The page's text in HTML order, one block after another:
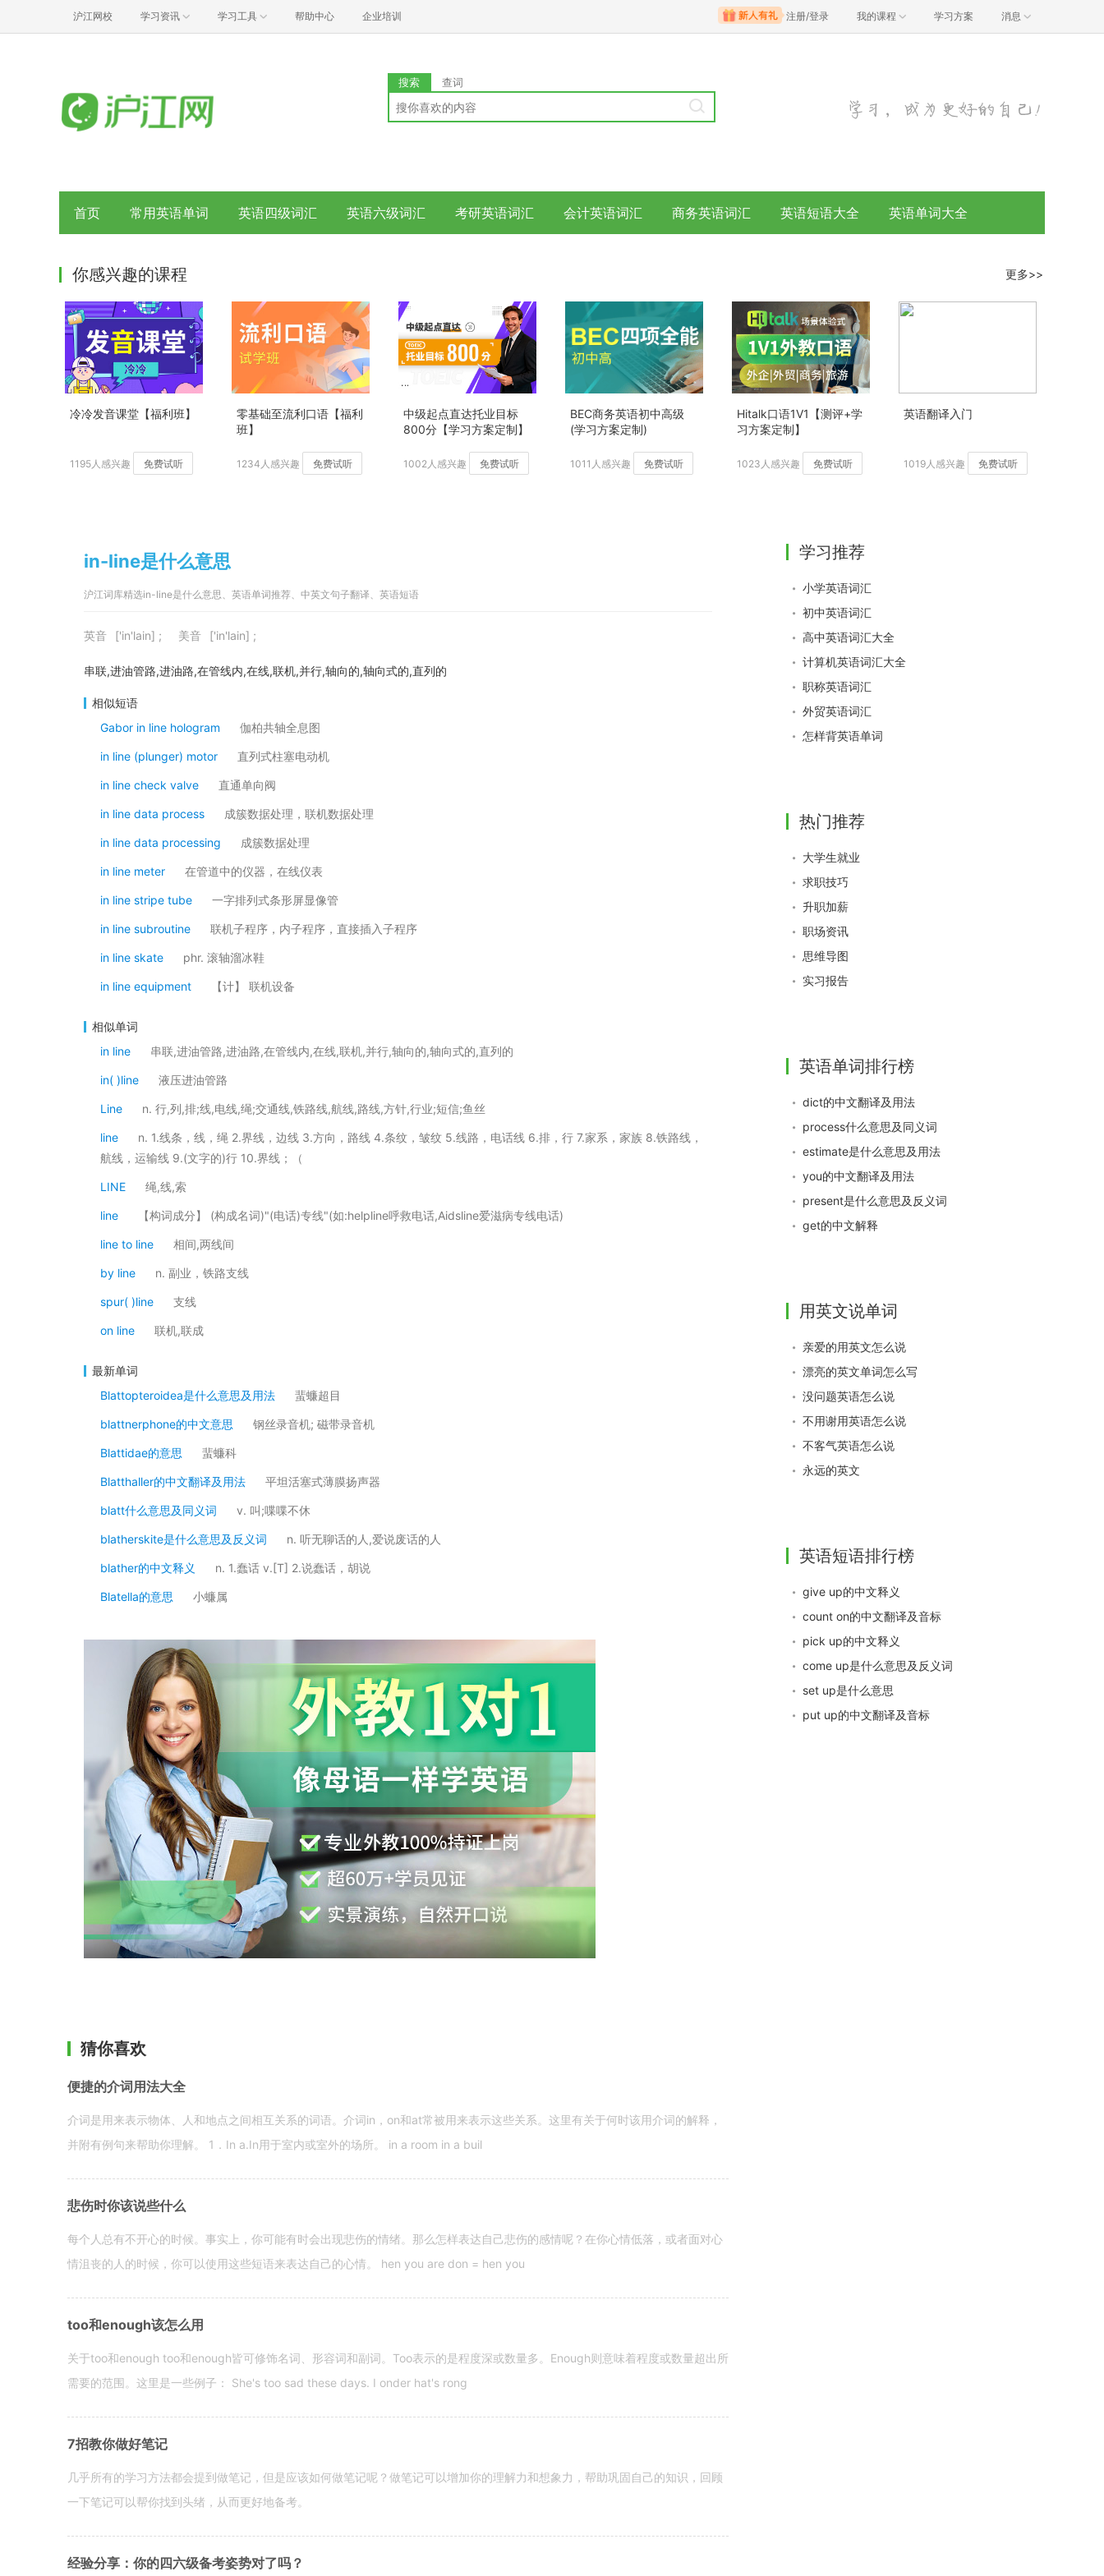
沪江网校 学习资讯 学习工具 帮助中心 企业培训 注册/登录 我的课程 学习方案 消息
搜索 查词
首页 常用英语单词 英语四级词汇 英语六级词汇 考研英语词汇 会计英语词汇 商务英语词汇 英语短语大全 英语单词大全
你感兴趣的课程 更多>>
冷冷发音课堂【福利班】
1195人感兴趣 免费试听
零基础至流利口语【福利
班】
1234人感兴趣 免费试听
中级起点直达托业目标
800分【学习方案定制】
1002人感兴趣 免费试听
BEC商务英语初中高级
(学习方案定制)
1011人感兴趣 免费试听
Hitalk口语1V1【测评+学
习方案定制】
1023人感兴趣 免费试听
英语翻译入门
1019人感兴趣 免费试听
in-line是什么意思
沪江词库精选in-line是什么意思、英语单词推荐、中英文句子翻译、英语短语
英音 ['in'lain] ; 美音 ['in'lain] ;
串联,进油管路,进油路,在管线内,在线,联机,并行,轴向的,轴向式的,直列的
相似短语
Gabor in line hologram
伽柏共轴全息图
in line (plunger) motor 直列式柱塞电动机
in line check valve 直通单向阀
in line data process 成簇数据处理，联机数据处理
in line data processing 成簇数据处理
in line meter 在管道中的仪器，在线仪表
in line stripe tube 一字排列式条形屏显像管
in line subroutine 联机子程序，内子程序，直接插入子程序
in line skate phr. 滚轴溜冰鞋
in line equipment 【计】 联机设备
相似单词
in line
串联,进油管路,进油路,在管线内,在线,联机,并行,轴向的,轴向式的,直列的
in( )line 液压进油管路
Line n. 行,列,排;线,电线,绳;交通线,铁路线,航线,路线,方针,行业;短信;鱼丝
line
n. 1.线条，线，绳 2.界线，边线 3.方向，路线 4.条纹，皱纹 5.线路，电话线 6.排，行 7.家系，家族 8.铁路线，
航线，运输线 9.(文字的)行 10.界线；（
LINE 绳,线,索
line 【构词成分】 (构成名词)"(电话)专线"(如:helpline呼救电话,Aidsline爱滋病专线电话)
line to line 相间,两线间
by line n. 副业，铁路支线
spur( )line 支线
on line 联机,联成
最新单词
Blattopteroidea是什么意思及用法
蜚蠊超目
blattnerphone的中文意思 钢丝录音机; 磁带录音机
Blattidae的意思 蜚蠊科
Blatthaller的中文翻译及用法 平坦活塞式薄膜扬声器
blatt什么意思及同义词 v. 叫;喋喋不休
blatherskite是什么意思及反义词 n. 听无聊话的人,爱说废话的人
blather的中文释义 n. 1.蠢话 v.[T] 2.说蠢话，胡说
Blatella的意思 小蠊属
猜你喜欢
便捷的介词用法大全
介词是用来表示物体、人和地点之间相互关系的词语。介词in，on和at常被用来表示这些关系。这里有关于何时该用介词的解释，
并附有例句来帮助你理解。 1．In a.In用于室内或室外的场所。 in a room in a buil
悲伤时你该说些什么
每个人总有不开心的时候。事实上，你可能有时会出现悲伤的情绪。那么怎样表达自己悲伤的感情呢？在你心情低落，或者面对心
情沮丧的人的时候，你可以使用这些短语来表达自己的心情。 hen you are don = hen you
too和enough该怎么用
关于too和enough too和enough皆可修饰名词、形容词和副词。Too表示的是程度深或数量多。Enough则意味着程度或数量超出所
需要的范围。这里是一些例子： She's too sad these days. I onder hat's rong
7招教你做好笔记
几乎所有的学习方法都会提到做笔记，但是应该如何做笔记呢？做笔记可以增加你的理解力和想象力，帮助巩固自己的知识，回顾
一下笔记可以帮你找到头绪，从而更好地备考。
经验分享：你的四六级备考姿势对了吗？
学习推荐
小学英语词汇
初中英语词汇
高中英语词汇大全
计算机英语词汇大全
职称英语词汇
外贸英语词汇
怎样背英语单词
热门推荐
大学生就业
求职技巧
升职加薪
职场资讯
思维导图
实习报告
英语单词排行榜
dict的中文翻译及用法
process什么意思及同义词
estimate是什么意思及用法
you的中文翻译及用法
present是什么意思及反义词
get的中文解释
用英文说单词
亲爱的用英文怎么说
漂亮的英文单词怎么写
没问题英语怎么说
不用谢用英语怎么说
不客气英语怎么说
永远的英文
英语短语排行榜
give up的中文释义
count on的中文翻译及音标
pick up的中文释义
come up是什么意思及反义词
set up是什么意思
put up的中文翻译及音标